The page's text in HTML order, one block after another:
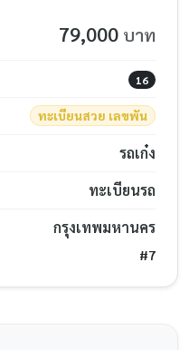
79,000 บาท
16
ทะเบียนสวย เลขพัน
รถเก๋ง
ทะเบียนรถ
กรุงเทพมหานคร
#7